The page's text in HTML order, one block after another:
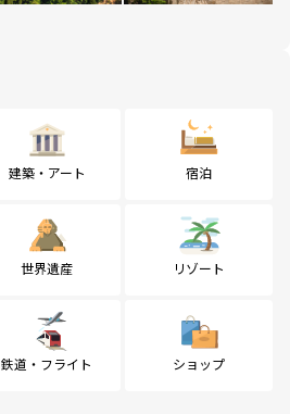
建築・アート 宿泊
世界遺産 リゾート
鉄道・フライト ショップ